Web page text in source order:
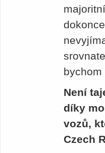
Není
díky
vozů,
Czech